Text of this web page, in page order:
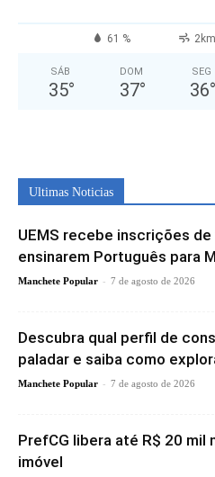
61 %
SÁB
35°
DOM
37°
SEG
36°
Ultimas Noticias
UEMS recebe inscrições
ensinarem Português para
Manchete Popular - 7 de agosto de 2026
Descubra qual perfil de
paladar e saiba como
Manchete Popular - 7 de agosto de 2026
PrefCG libera até R$ 20 mil
imóvel